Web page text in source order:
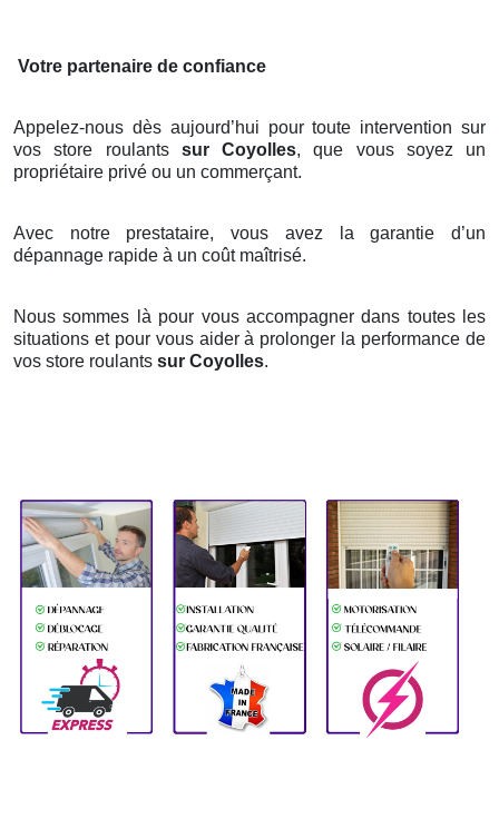
Votre partenaire de confiance
Appelez-nous dès aujourd’hui pour toute intervention sur
vos store roulants sur Coyolles, que vous soyez un
propriétaire privé ou un commerçant.
Avec notre prestataire, vous avez la garantie d’un
dépannage rapide à un coût maîtrisé.
Nous sommes là pour vous accompagner dans toutes les
situations et pour vous aider à prolonger la performance de
vos store roulants sur Coyolles.